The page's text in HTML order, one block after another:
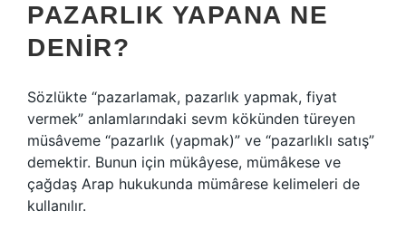
PAZARLIK YAPANA NE
DENIR?
Sözlükte “pazarlamak, pazarlık yapmak, fiyat
vermek” anlamlarındaki sevm kökünden türeyen
müsâveme “pazarlık (yapmak)” ve “pazarlıklı satış”
demektir. Bunun için mükâyese, mümâkese ve
çağdaş Arap hukukunda mümârese kelimeleri de
kullanılır.